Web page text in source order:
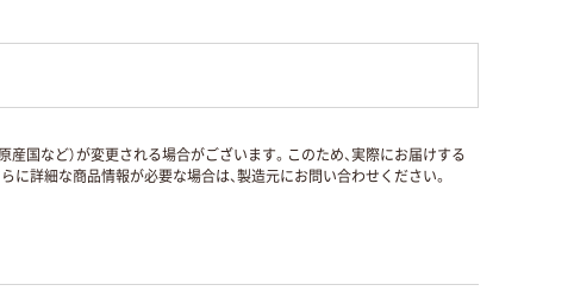
産国など）が変更される場合がございます。このため、実際にお届けする
詳細な商品情報が必要な場合は、製造元にお問い合わせください。